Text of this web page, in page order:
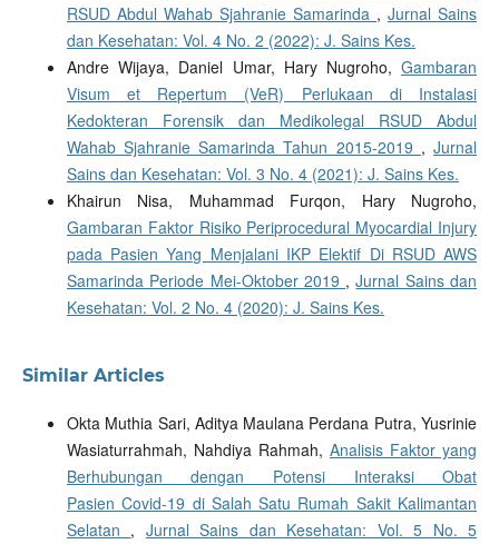
RSUD Abdul Wahab Sjahranie Samarinda ,Jurnal Sains
dan Kesehatan: Vol. 4 No. 2 (2022): J. Sains Kes.
Andre Wijaya, Daniel Umar, Hary Nugroho,Gambaran
Visum et Repertum (VeR) Perlukaan di Instalasi
Kedokteran Forensik dan Medikolegal RSUD Abdul
Wahab Sjahranie Samarinda Tahun 2015-2019 ,Jurnal
Sains dan Kesehatan: Vol. 3 No. 4 (2021): J. Sains Kes.
Khairun Nisa, Muhammad Furqon, Hary Nugroho,
Gambaran Faktor Risiko Periprocedural Myocardial Injury
pada Pasien Yang Menjalani IKP Elektif Di RSUD AWS
Samarinda Periode Mei-Oktober 2019 ,Jurnal Sains dan
Kesehatan: Vol. 2 No. 4 (2020): J. Sains Kes.
Similar Articles
Okta Muthia Sari, Aditya Maulana Perdana Putra, Yusrinie
Wasiaturrahmah, Nahdiya Rahmah,Analisis Faktor yang
Berhubungan dengan Potensi Interaksi Obat
Pasien Covid-19 di Salah Satu Rumah Sakit Kalimantan
Selatan , Jurnal Sains dan Kesehatan: Vol. 5 No. 5